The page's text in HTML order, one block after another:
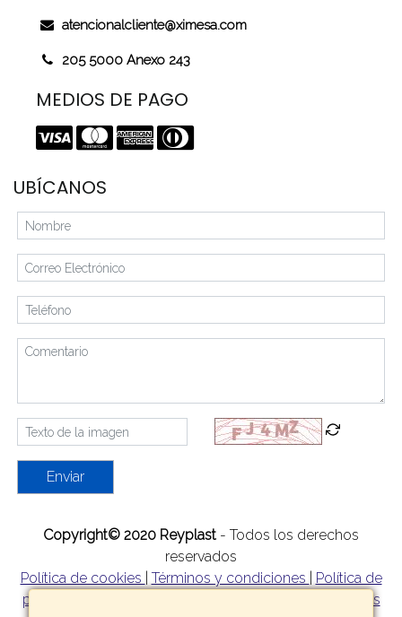
atencionalcliente@ximesa.com
205 5000 Anexo 243
MEDIOS DE PAGO
UBÍCANOS
Enviar
Copyright© 2020 Reyplast - Todos los derechos
reservados
Política de cookies
Términos y condiciones
Política de
privacidad
Formas